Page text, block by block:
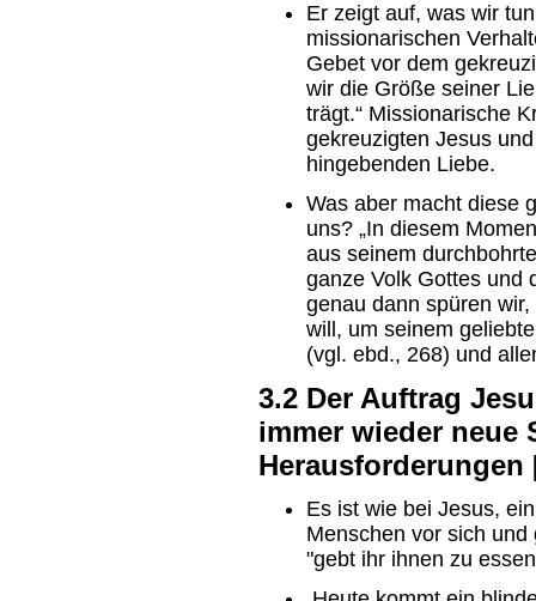
Er zeigt auf, was wir
missionarischen
Gebet vor dem
wir die Größe seiner
trägt.“ Missionarische
gekreuzigten Jesus
hingebenden Liebe.
Was aber macht diese
uns? „In diesem
aus seinem
ganze Volk Gottes und
genau dann spüren
will, um seinem
(vgl. ebd., 268) und
3.2 Der Auftrag
immer wieder neue
Herausforderungen
Es ist wie bei Jesus,
Menschen vor sich
"gebt ihr ihnen zu